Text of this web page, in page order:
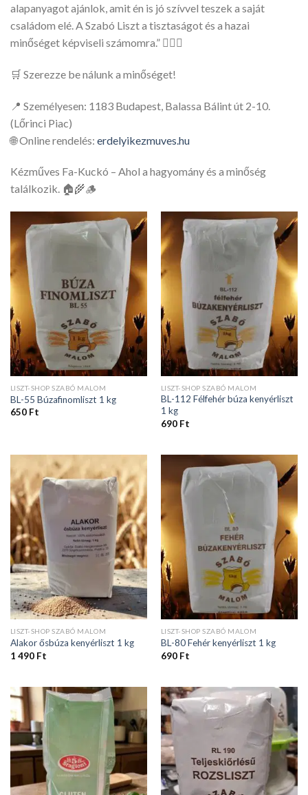
alapanyagot ajánlok, amit én is jó szívvel teszek a saját
családom elé. A Szabó Liszt a tisztaságot és a hazai
minőséget képviseli számomra.” 🏋️‍♂️🍞
🛒 Szerezze be nálunk a minőséget!
📍 Személyesen: 1183 Budapest, Balassa Bálint út 2-10.
(Lőrinci Piac)
🌐 Online rendelés: erdelyikezmuves.hu
Kézműves Fa-Kuckó – Ahol a hagyomány és a minőség
találkozik. 🏠🌾🪵
LISZT-SHOP SZABÓ MALOM
BL-55 Búzafinomliszt 1 kg
650 Ft
LISZT-SHOP SZABÓ MALOM
BL-112 Félfehér búza kenyérliszt
1 kg
690 Ft
LISZT-SHOP SZABÓ MALOM
Alakor ősbúza kenyérliszt 1 kg
1 490 Ft
LISZT-SHOP SZABÓ MALOM
BL-80 Fehér kenyérliszt 1 kg
690 Ft